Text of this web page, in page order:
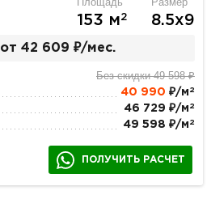
153 м2 8.5х9
от 42 609 ₽/мес.
Без скидки 49 598 ₽
40 990 ₽/м 2
46 729 ₽/м 2
49 598 ₽/м 2
ПОЛУЧИТЬ РАСЧЕТ